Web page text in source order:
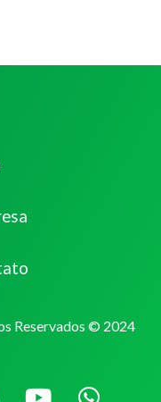
Reservados © 2024